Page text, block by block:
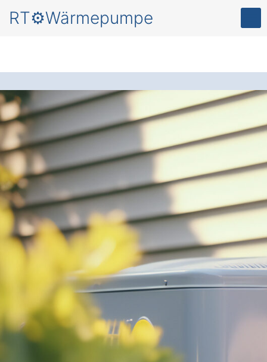
RT⚙️Wärmepumpe
Mehr Behaglichkeit
und
Energieersparnisfür
Ihr Zuhause – durch
eine
moderne
Wärmepumpein
Blaufelden
Heufelwinden.